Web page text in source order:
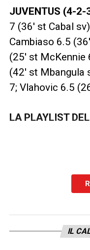
JUVENTUS (4-2-
7 (36′ st Cabal
Cambiaso 6.5
(25′ st McKennie
(42′ st Mbangula
7; Vlahovic 6.5
LA PLAYLIST
IL